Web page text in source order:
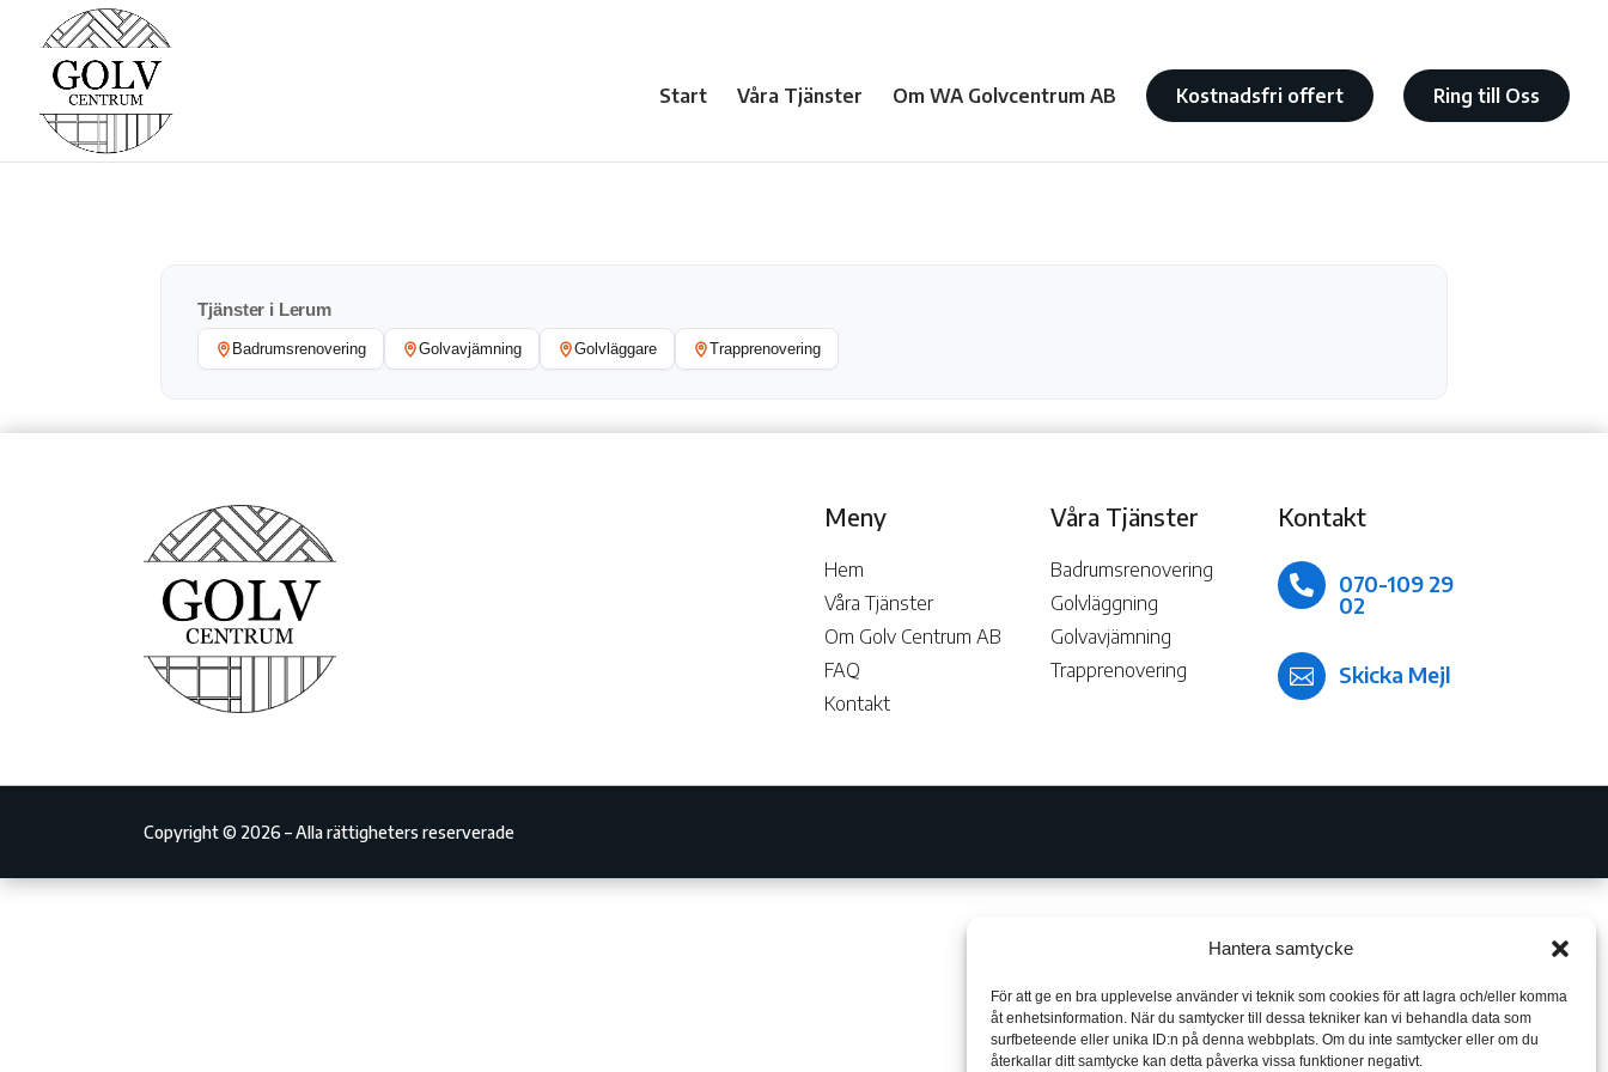
Hantera samtycke
För att ge en bra upplevelse använder vi teknik som cookies för att lagra och/eller komma
åt enhetsinformation. När du samtycker till dessa tekniker kan vi behandla data som
surfbeteende eller unika ID:n på denna webbplats. Om du inte samtycker eller om du
återkallar ditt samtycke kan detta påverka vissa funktioner negativt.
Start Våra Tjänster Om WA Golvcentrum AB Kostnadsfri offert Ring till Oss
Tjänster i Lerum
Badrumsrenovering Golvavjämning Golvläggare Trapprenovering
Meny
Hem
Våra Tjänster
Om Golv Centrum AB
FAQ
Kontakt
Våra Tjänster
Badrumsrenovering
Golvläggning
Golvavjämning
Trapprenovering
Kontakt
 070-109 29
02
 Skicka Mejl
Copyright © 2026 – Alla rättigheters reserverade